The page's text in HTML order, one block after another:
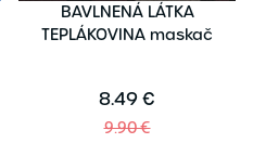
BAVLNENÁ LÁTKA
TEPLÁKOVINA maskač
8.49 €
9.90 €